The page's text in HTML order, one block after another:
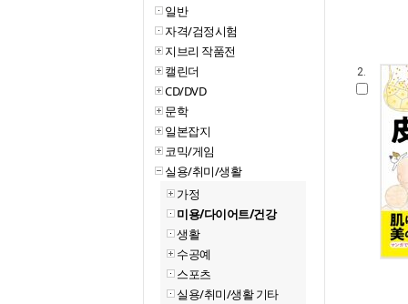
일반
자격/검정시험
지브리 작품전
캘린더
CD/DVD
문학
일본잡지
코믹/게임
실용/취미/생활
가정
미용/다이어트/건강
생활
수공예
스포츠
실용/취미/생활 기타
2.